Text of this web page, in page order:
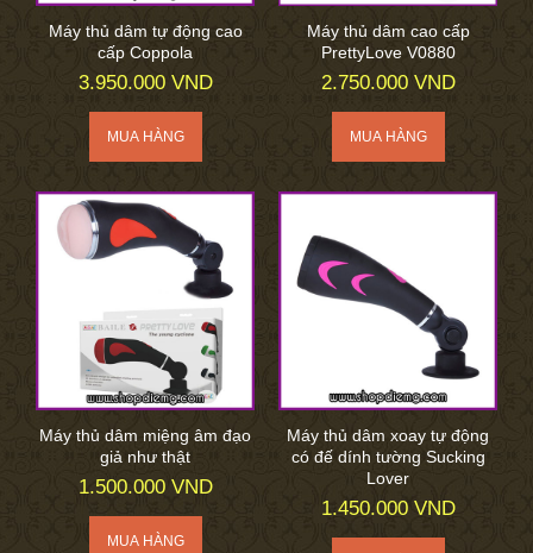
Máy thủ dâm tự động cao
cấp Coppola
3.950.000 VND
Máy thủ dâm cao cấp
PrettyLove V0880
2.750.000 VND
Máy thủ dâm miệng âm đạo
giả như thật
1.500.000 VND
Máy thủ dâm xoay tự động
có đế dính tường Sucking
Lover
1.450.000 VND